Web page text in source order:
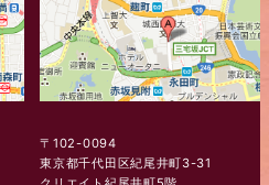
〒102-0094
東京都千代田区紀尾井町3-31